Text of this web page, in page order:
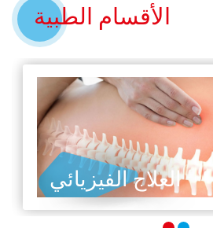
الأقسام الطبية
العلاج الفيزيائي